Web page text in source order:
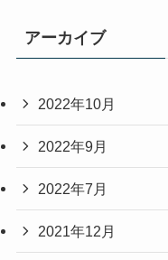
アーカイブ
2022年10月
2022年9月
2022年7月
2021年12月